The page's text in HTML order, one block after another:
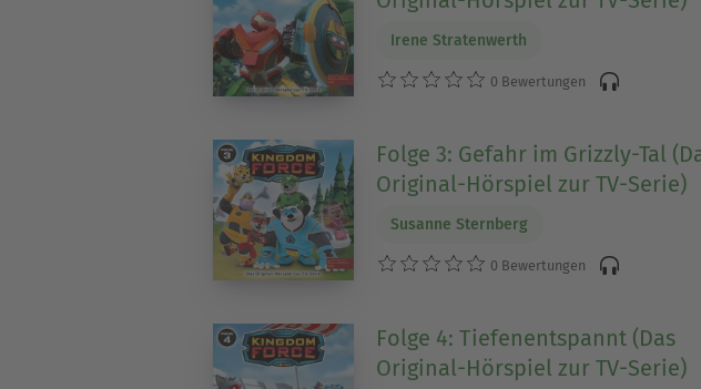
Irene Stratenwerth
0 Bewertungen
Folge 3: Gefahr im Grizzly-Tal
Original-Hörspiel zur TV-Serie)
Susanne Sternberg
0 Bewertungen
Folge 4: Tiefenentspannt (Das
Original-Hörspiel zur TV-Serie)